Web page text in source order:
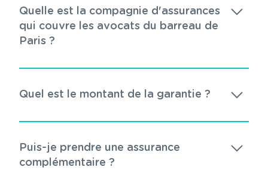
Quelle est la compagnie d'assurances
qui couvre les avocats du barreau de
Paris ?
Quel est le montant de la garantie ?
Puis-je prendre une assurance
complémentaire ?